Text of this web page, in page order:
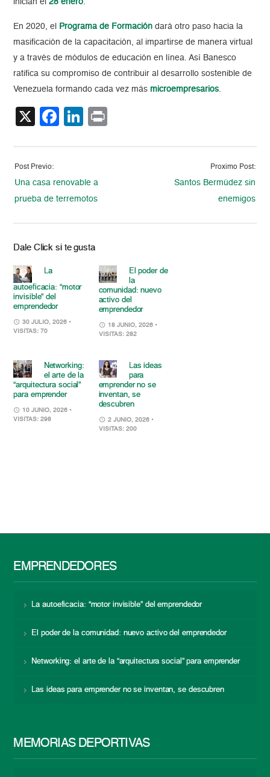
inician el28 enero.
En 2020, el Programa de Formación dará otro paso hacia la
masificación de la capacitación, al impartirse de manera virtual
y a través de módulos de educación en línea. Así Banesco
ratifica su compromiso de contribuir al desarrollo sostenible de
Venezuela formando cada vez más microempresarios.
X Facebook
LinkedIn
Post Previo:
Una casa renovable a
prueba de terremotos
Proximo Post:
Santos Bermúdez sin
enemigos
Dale Click si te gusta
La
autoeficacia: “motor
invisible” del
emprendedor
30 JULIO, 2026 •
VISITAS: 70
El poder de
la
comunidad: nuevo
activo del
emprendedor
18 JUNIO, 2026 •
VISITAS: 282
Networking:
el arte de la
“arquitectura social”
para emprender
10 JUNIO, 2026 •
VISITAS: 298
Las ideas
para
emprender no se
inventan, se
descubren
2 JUNIO, 2026 •
VISITAS: 200
EMPRENDEDORES
La autoeficacia: “motor invisible” del emprendedor
El poder de la comunidad: nuevo activo del emprendedor
Networking: el arte de la “arquitectura social” para emprender
Las ideas para emprender no se inventan, se descubren
MEMORIAS DEPORTIVAS